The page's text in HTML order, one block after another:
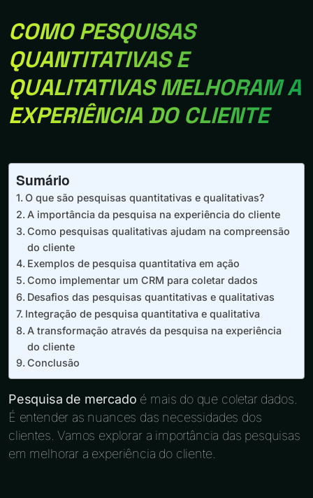
COMO PESQUISAS
QUANTITATIVAS E
QUALITATIVAS MELHORAM A
EXPERIÊNCIA DO CLIENTE
Sumário
O que são pesquisas quantitativas e qualitativas?
A importância da pesquisa na experiência do cliente
Como pesquisas qualitativas ajudam na compreensão
do cliente
Exemplos de pesquisa quantitativa em ação
Como implementar um CRM para coletar dados
Desafios das pesquisas quantitativas e qualitativas
Integração de pesquisa quantitativa e qualitativa
A transformação através da pesquisa na experiência
do cliente
Conclusão
Pesquisa de mercado é mais do que coletar dados.
É entender as nuances das necessidades dos
clientes. Vamos explorar a importância das pesquisas
em melhorar a experiência do cliente.